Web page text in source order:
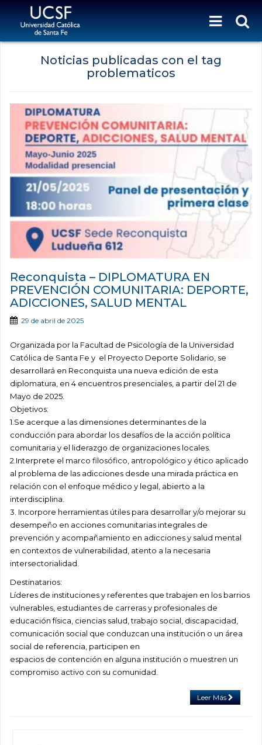
Noticias publicadas con el tag
problematicos
Reconquista – DIPLOMATURA EN
PREVENCIÓN COMUNITARIA: DEPORTE,
ADICCIONES, SALUD MENTAL
29 de abril de 2025
Organizada por la Facultad de Psicología de la Universidad
Católica de Santa Fe y el Proyecto Deporte Solidario, se
desarrollará en Reconquista una nueva edición de esta
diplomatura, en 4 encuentros presenciales, a partir del 21 de
Mayo de 2025.
Objetivos:
1.Se acerque a las dimensiones determinantes de la
conducción para abordar los desafíos de la acción política
comunitaria y el liderazgo de organizaciones locales.
2.Interprete el marco filosófico, antropológico y ético aplicado
al problema de las adicciones desde una mirada práctica en
relación con el enfoque médico y legal, abierto a la
interdisciplina.
3. Incorpore herramientas útiles para desarrollar y/o mejorar su
desempeño en acciones comunitarias integrales de
prevención y acompañamiento en adicciones y salud mental
en contextos de vulnerabilidad, atento a la necesaria
intersectorialidad.
Destinatarios:
Líderes de instituciones y referentes que trabajen en los barrios
vulnerables, estudiantes de carreras y profesionales de
educación física, ciencias salud, trabajo social, discapacidad,
comunicación social que conduzcan una institución o un área
social de referencia, participen en
espacios de contención en alguna institución o muestren un
compromiso activo con su comunidad.
Leer Más